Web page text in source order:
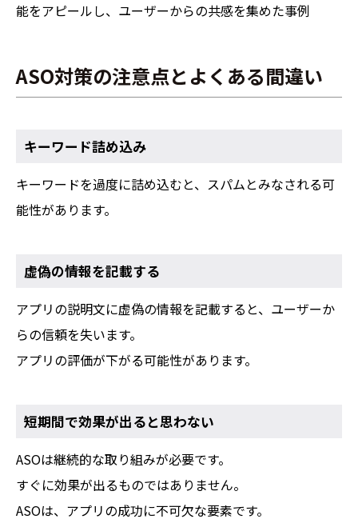
能をアピールし、ユーザーからの共感を集めた事例
ASO対策の注意点とよくある間違い
キーワード詰め込み
キーワードを過度に詰め込むと、スパムとみなされる可
能性があります。
虚偽の情報を記載する
アプリの説明文に虚偽の情報を記載すると、ユーザーか
らの信頼を失います。
アプリの評価が下がる可能性があります。
短期間で効果が出ると思わない
ASOは継続的な取り組みが必要です。
すぐに効果が出るものではありません。
ASOは、アプリの成功に不可欠な要素です。